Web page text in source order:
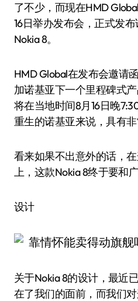
了不少，而现在HMD
16日举办发布会，正式发
Nokia 8。
HMD Global在发布会邀请
加诺基亚下一个里程碑式
将在当地时间8月16日晚
重生的诺基亚来说，具有非
看来如果不出意外的话，
上，这款Nokia 8终于要和
设计
关于Nokia 8的设计，最近
在了我们的面前，而我们